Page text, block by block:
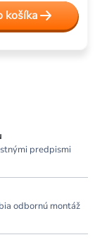
košíka
predpismi
odbornú montáž